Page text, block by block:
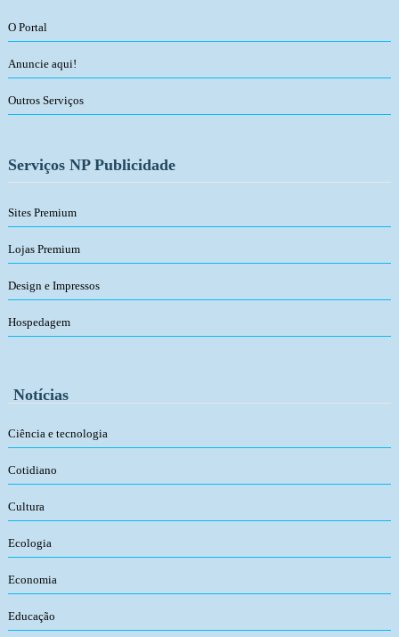
O Portal
Anuncie aqui!
Outros Serviços
Serviços NP Publicidade
Sites Premium
Lojas Premium
Design e Impressos
Hospedagem
Notícias
Ciência e tecnologia
Cotidiano
Cultura
Ecologia
Economia
Educação